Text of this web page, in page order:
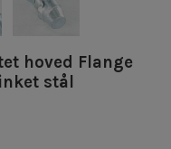
hoved Flange
stål